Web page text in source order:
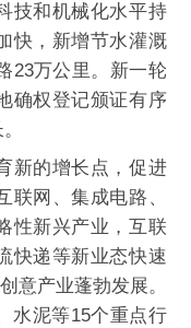
技和机械化水平持
快，新增节水灌溉
23万公里。新一轮
确权登记颁证有序
的增长点，促进
联网、集成电路、
性新兴产业，互联
快递等新业态快速
意产业蓬勃发展。
水泥等15个重点行